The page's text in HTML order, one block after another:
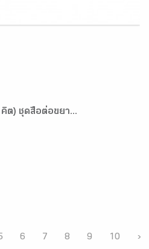
ต) ชุดสื่อต่อขยา...
6 7 8 9 10 ›